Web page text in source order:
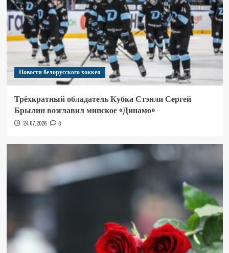
Новости белорусского хоккея
Трёхкратный обладатель Кубка Стэнли Сергей
Брылин возглавил минское «Динамо»
24.07.2026 0